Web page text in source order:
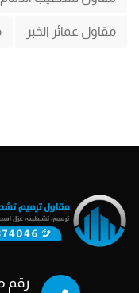
مقاول عمائر الخبر
رقم